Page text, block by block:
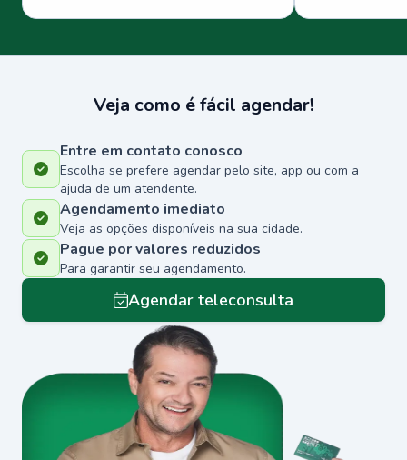
Veja como é fácil agendar!
Entre em contato conosco
Escolha se prefere agendar pelo site, app ou com a
ajuda de um atendente.
Agendamento imediato
Veja as opções disponíveis na sua cidade.
Pague por valores reduzidos
Para garantir seu agendamento.
Agendar teleconsulta